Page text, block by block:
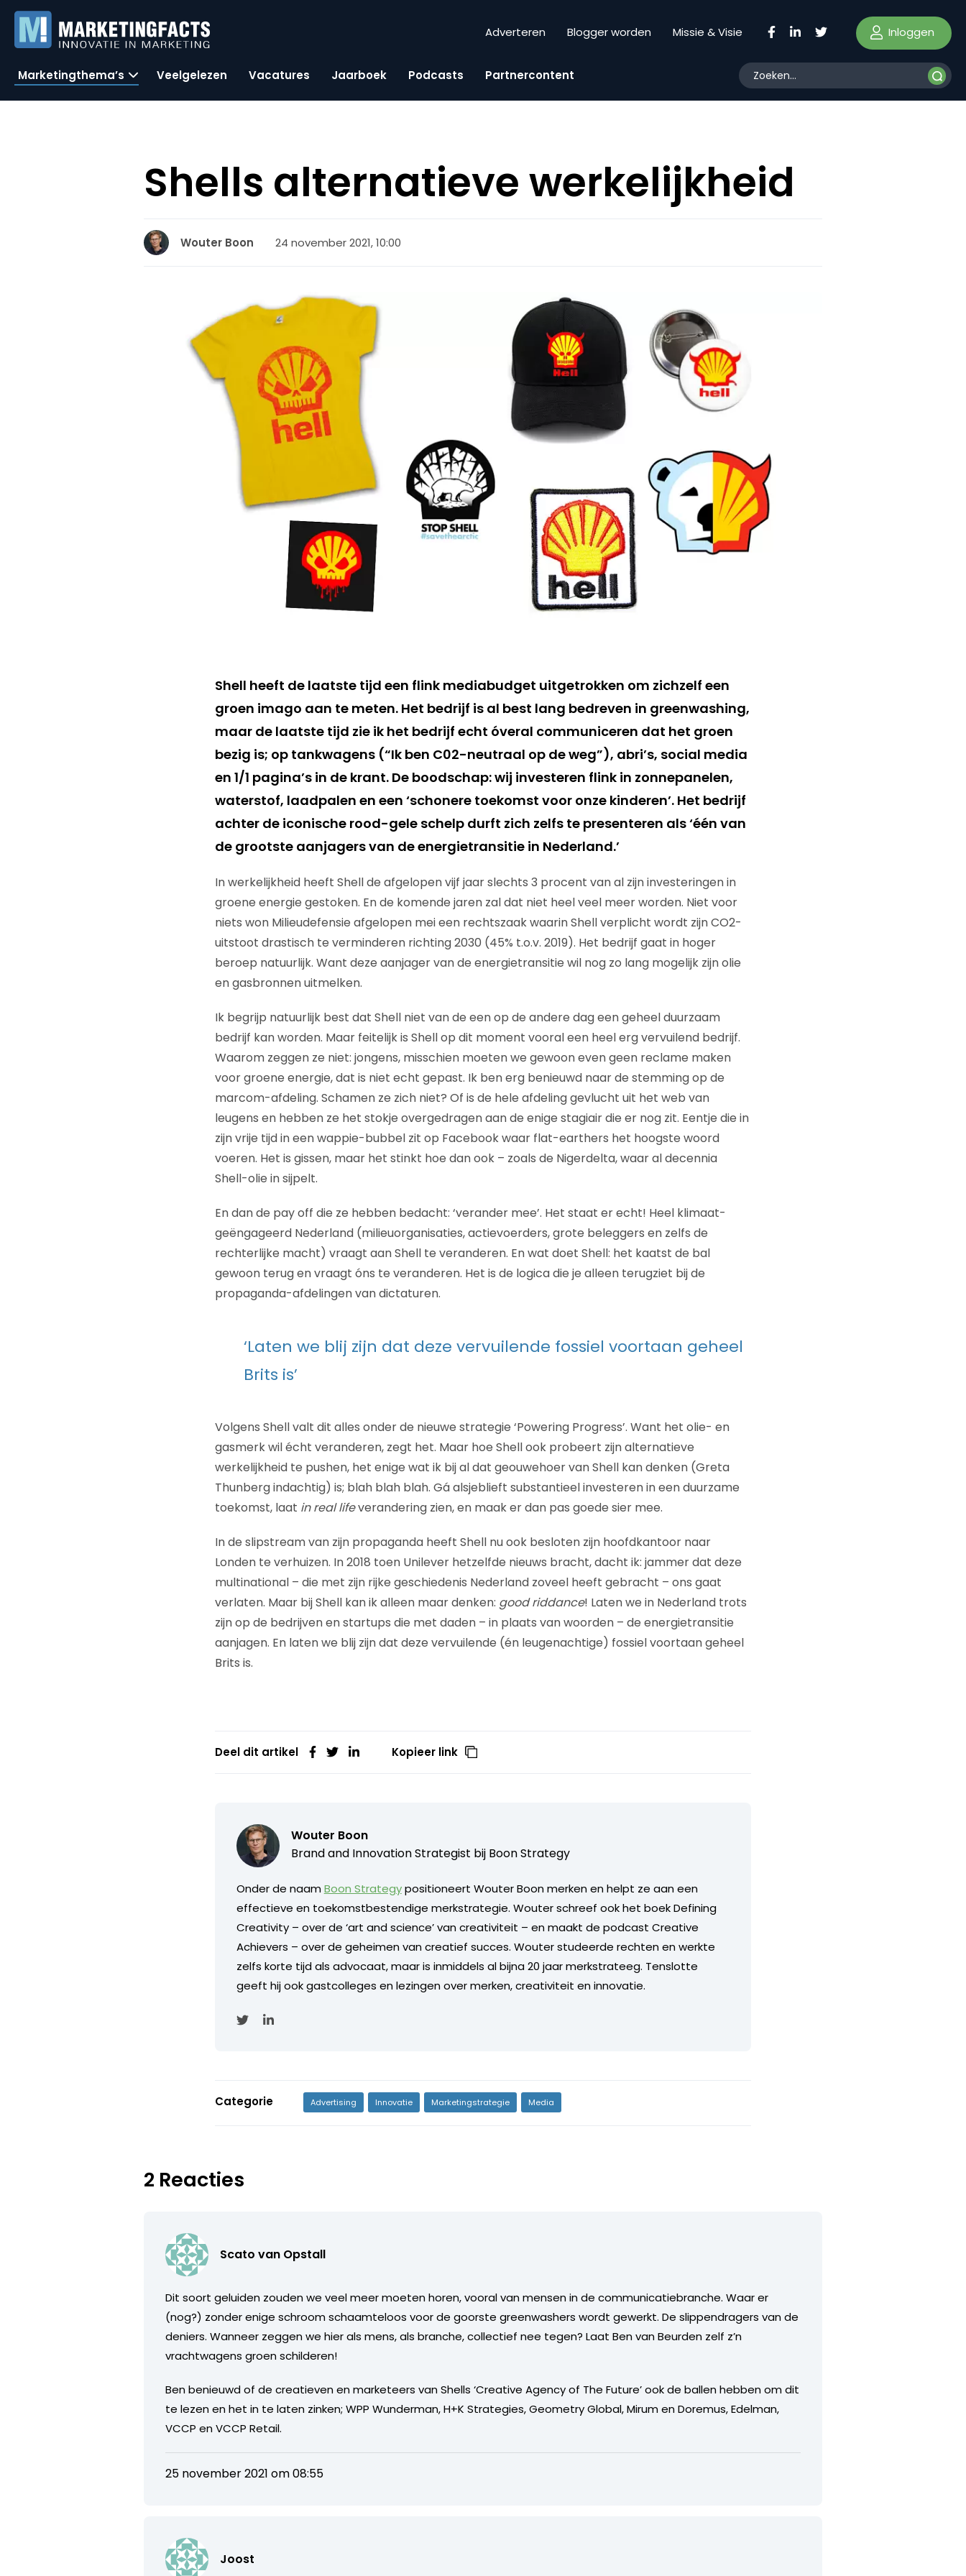
Adverteren Blogger worden Missie & Visie Inloggen
Marketingthema’s Veelgelezen Vacatures Jaarboek Podcasts Partnercontent
Shells alternatieve werkelijkheid
Wouter Boon 24 november 2021, 10:00
Shell heeft de laatste tijd een flink mediabudget uitgetrokken om zichzelf een
groen imago aan te meten. Het bedrijf is al best lang bedreven in greenwashing,
maar de laatste tijd zie ik het bedrijf echt óveral communiceren dat het groen
bezig is; op tankwagens (“Ik ben C02-neutraal op de weg”), abri’s, social media
en 1/1 pagina’s in de krant. De boodschap: wij investeren flink in zonnepanelen,
waterstof, laadpalen en een ‘schonere toekomst voor onze kinderen’. Het bedrijf
achter de iconische rood-gele schelp durft zich zelfs te presenteren als ‘één van
de grootste aanjagers van de energietransitie in Nederland.’
In werkelijkheid heeft Shell de afgelopen vijf jaar slechts 3 procent van al zijn investeringen in
groene energie gestoken. En de komende jaren zal dat niet heel veel meer worden. Niet voor
niets won Milieudefensie afgelopen mei een rechtszaak waarin Shell verplicht wordt zijn CO2-
uitstoot drastisch te verminderen richting 2030 (45% t.o.v. 2019). Het bedrijf gaat in hoger
beroep natuurlijk. Want deze aanjager van de energietransitie wil nog zo lang mogelijk zijn olie
en gasbronnen uitmelken.
Ik begrijp natuurlijk best dat Shell niet van de een op de andere dag een geheel duurzaam
bedrijf kan worden. Maar feitelijk is Shell op dit moment vooral een heel erg vervuilend bedrijf.
Waarom zeggen ze niet: jongens, misschien moeten we gewoon even geen reclame maken
voor groene energie, dat is niet echt gepast. Ik ben erg benieuwd naar de stemming op de
marcom-afdeling. Schamen ze zich niet? Of is de hele afdeling gevlucht uit het web van
leugens en hebben ze het stokje overgedragen aan de enige stagiair die er nog zit. Eentje die in
zijn vrije tijd in een wappie-bubbel zit op Facebook waar flat-earthers het hoogste woord
voeren. Het is gissen, maar het stinkt hoe dan ook – zoals de Nigerdelta, waar al decennia
Shell-olie in sijpelt.
En dan de pay off die ze hebben bedacht: ‘verander mee’. Het staat er echt! Heel klimaat-
geëngageerd Nederland (milieuorganisaties, actievoerders, grote beleggers en zelfs de
rechterlijke macht) vraagt aan Shell te veranderen. En wat doet Shell: het kaatst de bal
gewoon terug en vraagt óns te veranderen. Het is de logica die je alleen terugziet bij de
propaganda-afdelingen van dictaturen.
‘Laten we blij zijn dat deze vervuilende fossiel voortaan geheel
Brits is’
Volgens Shell valt dit alles onder de nieuwe strategie ‘Powering Progress’. Want het olie- en
gasmerk wil écht veranderen, zegt het. Maar hoe Shell ook probeert zijn alternatieve
werkelijkheid te pushen, het enige wat ik bij al dat geouwehoer van Shell kan denken (Greta
Thunberg indachtig) is; blah blah blah. Gá alsjeblieft substantieel investeren in een duurzame
toekomst, laat in real lifeverandering zien, en maak er dan pas goede sier mee.
In de slipstream van zijn propaganda heeft Shell nu ook besloten zijn hoofdkantoor naar
Londen te verhuizen. In 2018 toen Unilever hetzelfde nieuws bracht, dacht ik: jammer dat deze
multinational – die met zijn rijke geschiedenis Nederland zoveel heeft gebracht – ons gaat
verlaten. Maar bij Shell kan ik alleen maar denken: good riddance! Laten we in Nederland trots
zijn op de bedrijven en startups die met daden – in plaats van woorden – de energietransitie
aanjagen. En laten we blij zijn dat deze vervuilende (én leugenachtige) fossiel voortaan geheel
Brits is.
Deel dit artikel Kopieer link
Wouter Boon
Brand and Innovation Strategist bij Boon Strategy
Onder de naamBoon Strategypositioneert Wouter Boon merken en helpt ze aan een
effectieve en toekomstbestendige merkstrategie. Wouter schreef ook het boek Defining
Creativity – over de ‘art and science’ van creativiteit – en maakt de podcast Creative
Achievers – over de geheimen van creatief succes. Wouter studeerde rechten en werkte
zelfs korte tijd als advocaat, maar is inmiddels al bijna 20 jaar merkstrateeg. Tenslotte
geeft hij ook gastcolleges en lezingen over merken, creativiteit en innovatie.
Categorie Advertising Innovatie Marketingstrategie Media
2 Reacties
Scato van Opstall
Dit soort geluiden zouden we veel meer moeten horen, vooral van mensen in de communicatiebranche. Waar er
(nog?) zonder enige schroom schaamteloos voor de goorste greenwashers wordt gewerkt. De slippendragers van de
deniers. Wanneer zeggen we hier als mens, als branche, collectief nee tegen? Laat Ben van Beurden zelf z’n
vrachtwagens groen schilderen!
Ben benieuwd of de creatieven en marketeers van Shells ‘Creative Agency of The Future’ ook de ballen hebben om dit
te lezen en het in te laten zinken; WPP Wunderman, H+K Strategies, Geometry Global, Mirum en Doremus, Edelman,
VCCP en VCCP Retail.
25 november 2021 om 08:55
Joost